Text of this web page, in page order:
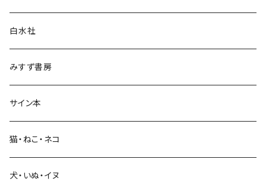
言語・ことば
生活・暮らし
白水社
みすず書房
サイン本
猫・ねこ・ネコ
犬・いぬ・イヌ